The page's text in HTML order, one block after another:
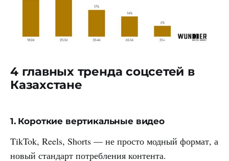
4 главных тренда соцсетей в
Казахстане
1. Короткие вертикальные видео
TikTok, Reels, Shorts — не просто модный формат, а
новый стандарт потребления контента.